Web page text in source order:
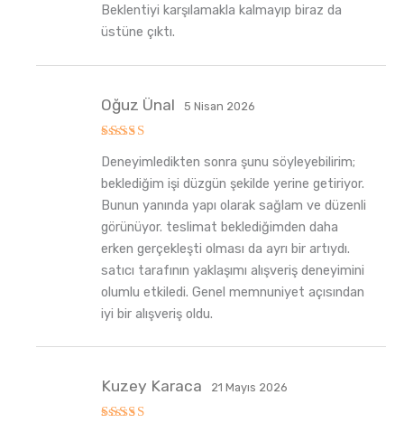
Beklentiyi karşılamakla kalmayıp biraz da
üstüne çıktı.
üzerinden
5
oy aldı
Oğuz Ünal 5 Nisan 2026
Deneyimledikten sonra şunu söyleyebilirim;
beklediğim işi düzgün şekilde yerine getiriyor.
Bunun yanında yapı olarak sağlam ve düzenli
görünüyor. teslimat beklediğimden daha
erken gerçekleşti olması da ayrı bir artıydı.
satıcı tarafının yaklaşımı alışveriş deneyimini
olumlu etkiledi. Genel memnuniyet açısından
iyi bir alışveriş oldu.
Kuzey Karaca 21 Mayıs 2026